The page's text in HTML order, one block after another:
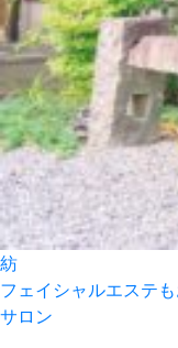
紡
フェイシャルエステ
サロン